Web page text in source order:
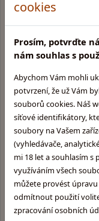
cookies
Prosím, potvrďte
nám souhlas s
Abychom Vám mohli
potvrzení, že už Vám
souborů cookies. Náš
síťové identifikátory,
soubory na Vašem
(vyhledávače,
mi 18 let a souhlasím s
využíváním všech
můžete provést
odmítnout použití
zpracování osobních
Kamenná prodejna
Glentyno Whisky
Na Malovance 6,
Zobrazit mapu
Otevírací doba:
Pondělí: 10:00 - 15:00
Úterý: 10:00 - 15:00
Středa: Zavřeno